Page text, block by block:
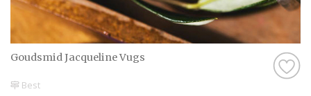
Goudsmid Jacqueline Vugs
Best